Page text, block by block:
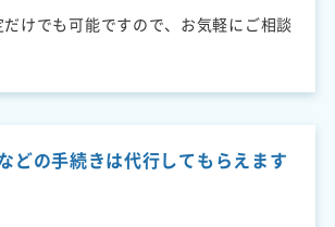
だけでも可能ですので、お気軽にご相談
どの手続きは代行してもらえます